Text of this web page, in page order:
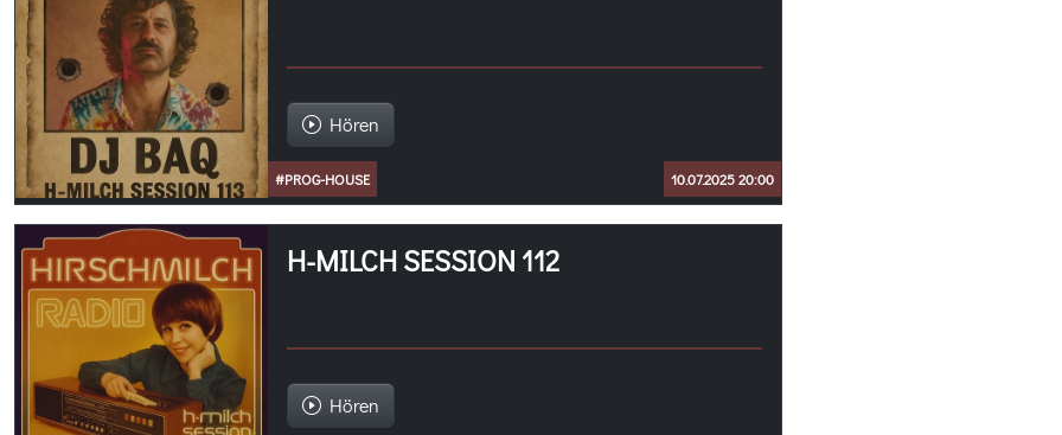
Hören
#PROG-HOUSE 10.07.2025 20:00
H-MILCH SESSION 112
Hören